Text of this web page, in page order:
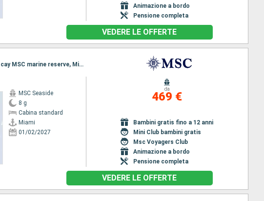
Animazione a bordo
Pensione completa
VEDERE LE OFFERTE
Itinerario : Miami, Nassau, Ocean cay MSC marine reserve, Miami, Nassau, Ocean cay MSC marine reserve, Miami
MSC Seaside
8 g
Cabina standard
Miami
01/02/2027
da
469 €
Bambini gratis fino a 12 anni
Mini Club bambini gratis
Msc Voyagers Club
Animazione a bordo
Pensione completa
VEDERE LE OFFERTE